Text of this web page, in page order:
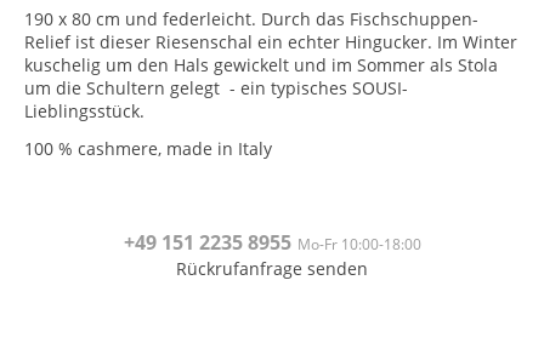
190 x 80 cm und federleicht. Durch das Fischschuppen-
Relief ist dieser Riesenschal ein echter Hingucker. Im Winter
kuschelig um den Hals gewickelt und im Sommer als Stola
um die Schultern gelegt - ein typisches SOUSI-
Lieblingsstück.
100 % cashmere, made in Italy
+49 151 2235 8955 Mo-Fr 10:00-18:00
Rückrufanfrage senden